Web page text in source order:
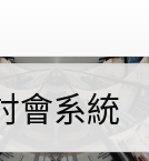
會系統